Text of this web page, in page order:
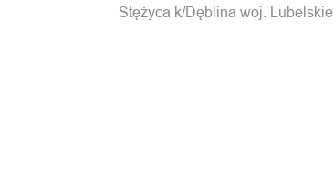
Stężyca k/Dęblina woj. Lubelskie